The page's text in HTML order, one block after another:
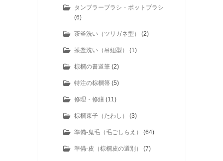
タンブラーブラシ・ポットブラシ
(6)
茶釜洗い（ツリガネ型） (2)
茶釜洗い（吊紐型） (1)
棕櫚の書道筆 (2)
特注の棕櫚箒 (5)
修理・修繕 (11)
棕櫚束子（たわし） (3)
準備-鬼毛（毛ごしらえ） (64)
準備-皮（棕櫚皮の選別） (7)